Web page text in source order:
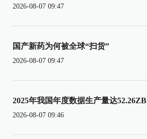
2026-08-07 09:47
国产新药为何被全球“扫货”
2026-08-07 09:47
2025年我国年度数据生产量达52.26ZB
2026-08-07 09:46